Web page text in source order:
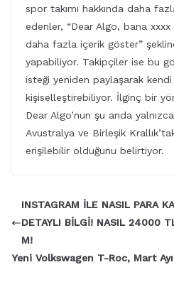
spor takımı hakkında daha
edenler, “Dear Algo, bana xxxx
daha fazla içerik göster”
yapabiliyor. Takipçiler ise bu
isteği yeniden paylaşarak kendi
kişiselleştirebiliyor. İlginç bir
Dear Algo’nun şu anda
Avustralya ve Birleşik
erişilebilir olduğunu belirtiyor.
INSTAGRAM İLE NASIL PARA
DETAYLI BİLGİ! NASIL 24000
M!
Yeni Volkswagen T-Roc, Mart